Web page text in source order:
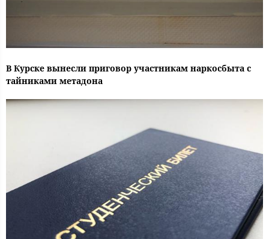
В Курске вынесли приговор участникам наркосбыта с
тайниками метадона